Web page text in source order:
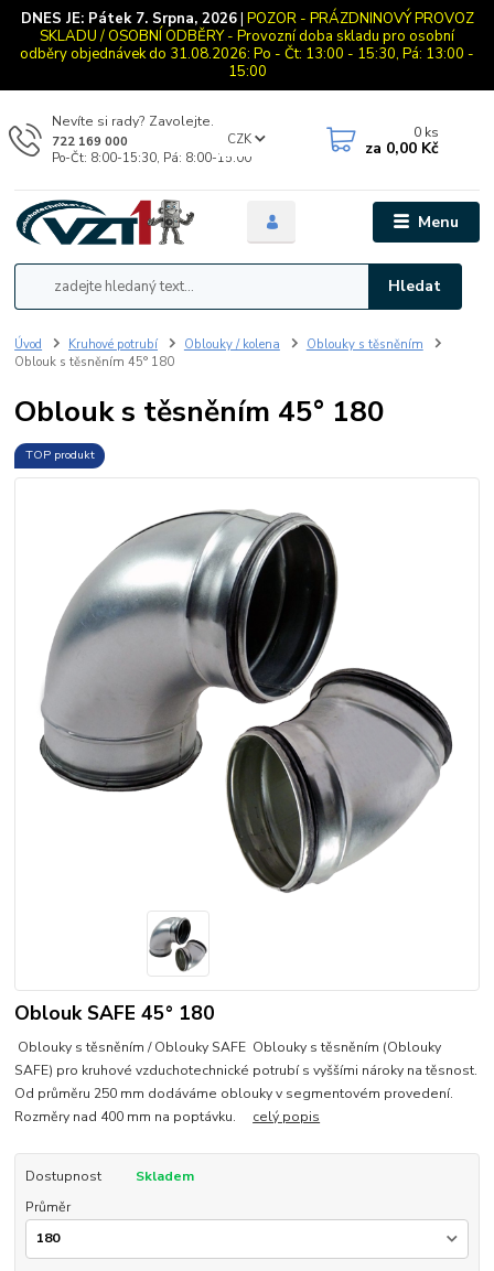
DNES JE: Pátek 7. Srpna, 2026| POZOR - PRÁZDNINOVÝ PROVOZ
SKLADU / OSOBNÍ ODBĚRY - Provozní doba skladu pro osobní
odběry objednávek do 31.08.2026: Po - Čt: 13:00 - 15:30, Pá: 13:00 -
15:00
Menu
CZK
Hledat
Nevíte si rady? Zavolejte.
722 169 000
Po-Čt: 8:00-15:30, Pá: 8:00-15:00
0 ks
za 0,00 Kč
Úvod Kruhové potrubí Oblouky / kolena
Oblouky s těsněním
Oblouk s těsněním 45° 180
Oblouk s těsněním 45° 180
TOP produkt
Oblouk SAFE 45° 180
Oblouky s těsněním / Oblouky SAFE Oblouky s těsněním (Oblouky
SAFE) pro kruhové vzduchotechnické potrubí s vyššími nároky na těsnost.
Od průměru 250 mm dodáváme oblouky v segmentovém provedení.
Rozměry nad 400 mm na poptávku. celý popis
Dostupnost
Skladem
Průměr